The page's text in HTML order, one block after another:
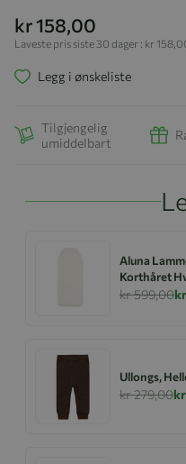
kr 158,00
Laveste pris siste 30 dager : kr
Legg i ønskeliste
Tilgjengelig
umiddelbart
Aluna
Korthåret
kr 599,00
Ullongs,
kr 279,00